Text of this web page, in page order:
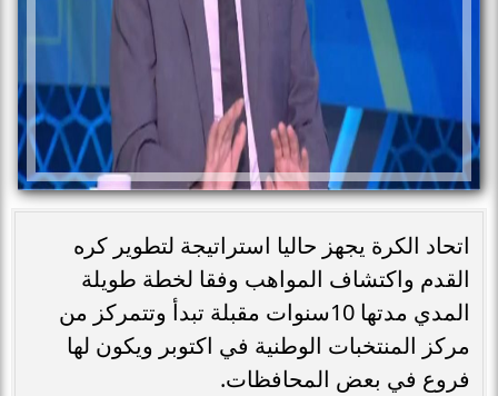
اتحاد الكرة يجهز حاليا استراتيجة لتطوير كره
القدم واكتشاف المواهب وفقا لخطة طويلة
المدي مدتها 10سنوات مقبلة تبدأ وتتمركز من
مركز المنتخبات الوطنية في اكتوبر ويكون لها
فروع في بعض المحافظات.